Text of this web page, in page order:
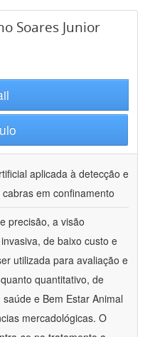
Soares Junior
aplicada à detecção e
em confinamento
precisão, a visão
de baixo custo e
utilizada para avaliação e
quantitativo, de
e Bem Estar Animal
mercadológicas. O